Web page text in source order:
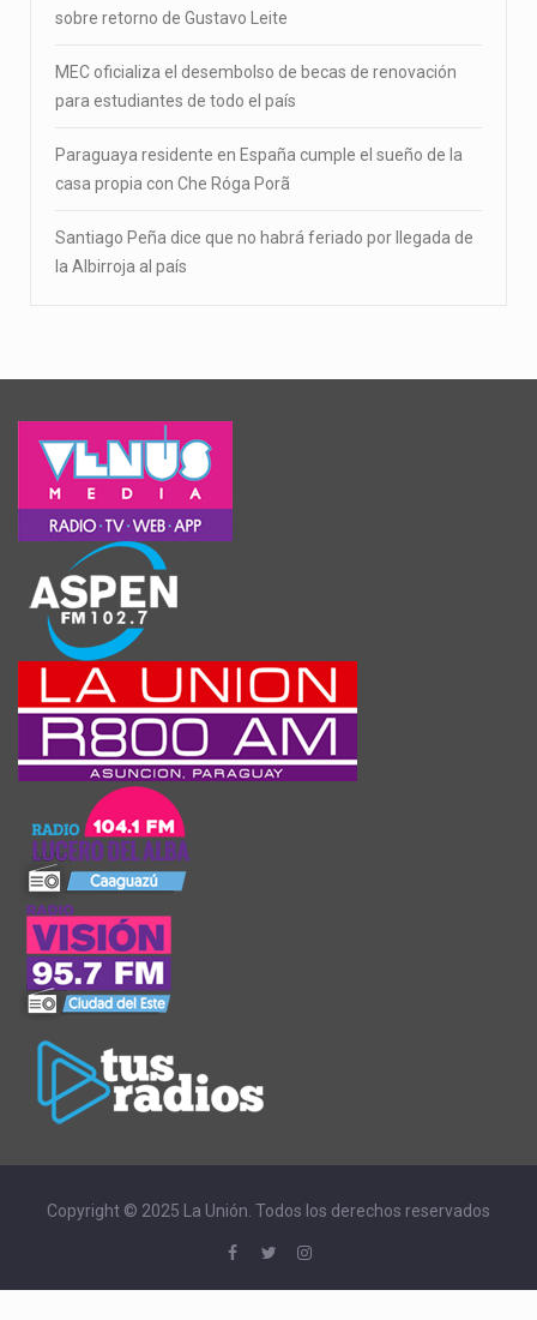
sobre retorno de Gustavo Leite
MEC oficializa el desembolso de becas de renovación
para estudiantes de todo el país
Paraguaya residente en España cumple el sueño de la
casa propia con Che Róga Porã
Santiago Peña dice que no habrá feriado por llegada de
la Albirroja al país
Copyright © 2025 La Unión. Todos los derechos reservados